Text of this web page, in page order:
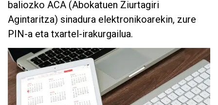
baliozko ACA (Abokatuen Ziurtagiri
Agintaritza) sinadura elektronikoarekin, zure
PIN-a eta txartel-irakurgailua.